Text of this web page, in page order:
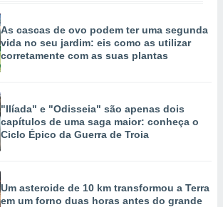
As cascas de ovo podem ter uma segunda
vida no seu jardim: eis como as utilizar
corretamente com as suas plantas
"Ilíada" e "Odisseia" são apenas dois
capítulos de uma saga maior: conheça o
Ciclo Épico da Guerra de Troia
Um asteroide de 10 km transformou a Terra
em um forno duas horas antes do grande